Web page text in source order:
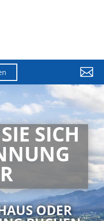

SICH
ODER